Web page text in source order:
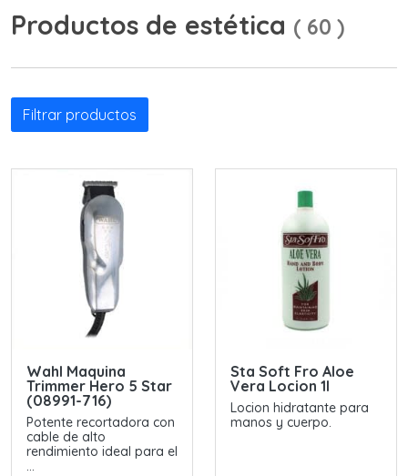
Productos de estética ( 60 )
Filtrar productos
Wahl Maquina
Trimmer Hero 5 Star
(08991-716)
Potente recortadora con
cable de alto
rendimiento ideal para el
...
Sta Soft Fro Aloe
Vera Locion 1l
Locion hidratante para
manos y cuerpo.